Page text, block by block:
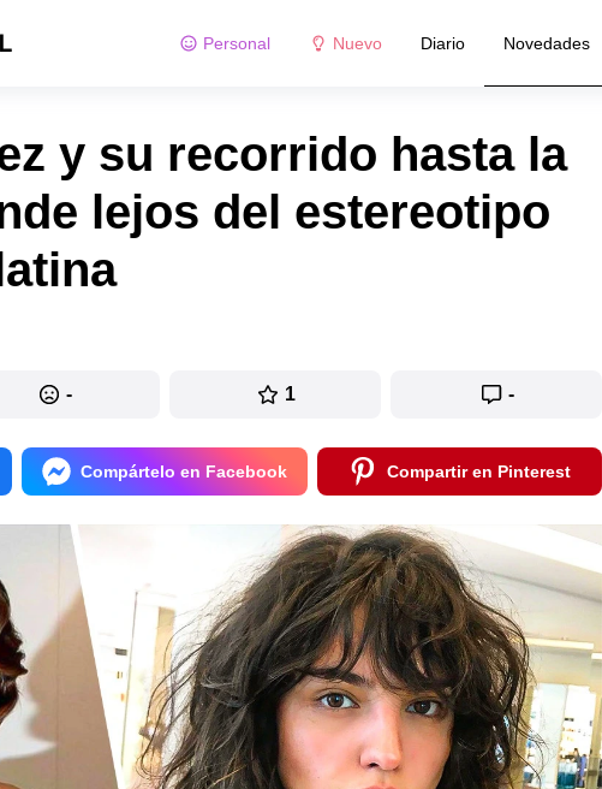
Personal Nuevo Diario Novedades
y su recorrido hasta la
lejos del estereotipo
- 1 -
Compártelo en Facebook Compartir en Pinterest